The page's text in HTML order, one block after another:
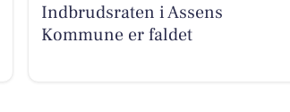
Indbrudsraten i Assens
Kommune er faldet